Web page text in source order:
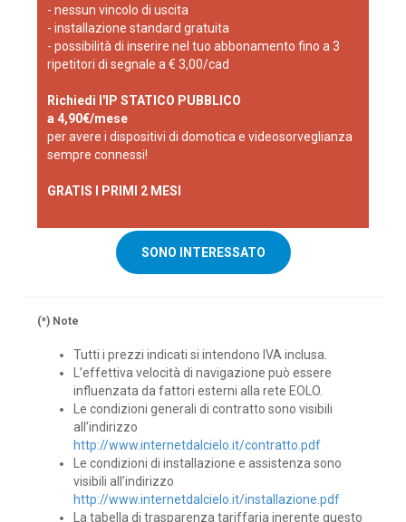
- nessun vincolo di uscita
- installazione standard gratuita
- possibilità di inserire nel tuo abbonamento fino a 3
ripetitori di segnale a € 3,00/cad
Richiedi l'IP STATICO PUBBLICO
a 4,90€/mese
per avere i dispositivi di domotica e videosorveglianza
sempre connessi!
GRATIS I PRIMI 2 MESI
SONO INTERESSATO
(*) Note
Tutti i prezzi indicati si intendono IVA inclusa.
L’effettiva velocità di navigazione può essere
influenzata da fattori esterni alla rete EOLO.
Le condizioni generali di contratto sono visibili
all’indirizzo
http://www.internetdalcielo.it/contratto.pdf
Le condizioni di installazione e assistenza sono
visibili all’indirizzo
http://www.internetdalcielo.it/installazione.pdf
La tabella di trasparenza tariffaria inerente questo